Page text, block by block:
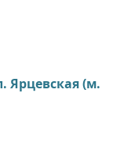
Ярцевская (м.